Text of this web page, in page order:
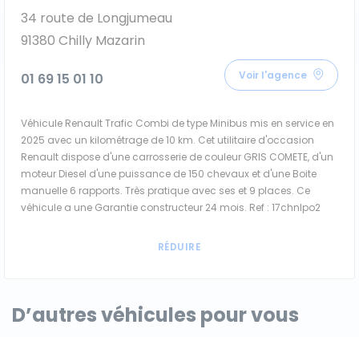
34 route de Longjumeau
91380 Chilly Mazarin
01 69 15 01 10 Voir l'agence
Véhicule Renault Trafic Combi de type Minibus mis en service en
2025 avec un kilométrage de 10 km. Cet utilitaire d'occasion
Renault dispose d'une carrosserie de couleur GRIS COMETE, d'un
moteur Diesel d'une puissance de 150 chevaux et d'une Boite
manuelle 6 rapports. Très pratique avec ses et 9 places. Ce
véhicule a une Garantie constructeur 24 mois. Ref : 17chnlpo2
D’autres véhicules pour vous